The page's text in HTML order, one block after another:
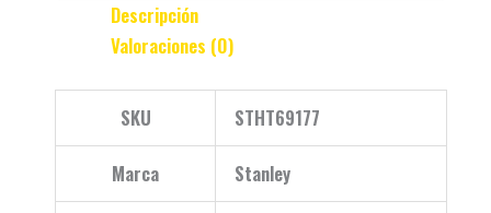
Descripción
Valoraciones (0)
SKU STHT69177
Marca Stanley